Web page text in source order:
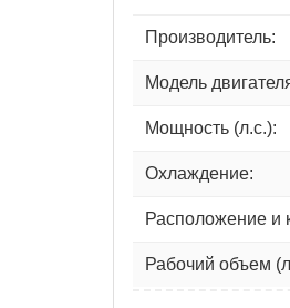
Производитель:
Модель
Мощность (л.с.):
Охлаждение:
Расположение и
Рабочий объем